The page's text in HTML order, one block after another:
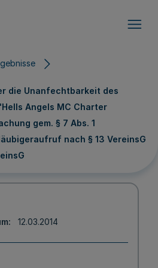
die Unanfechtbarkeit des
Angels MC Charter
gem. § 7 Abs. 1
nach § 13 VereinsG
12.03.2014